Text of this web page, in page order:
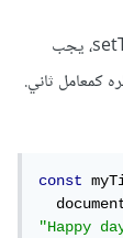
بالنسبة للجزء الثاني من السؤال، عند استخدام setTimeout، يجب
كمعامل ثاني.
const
"Happy